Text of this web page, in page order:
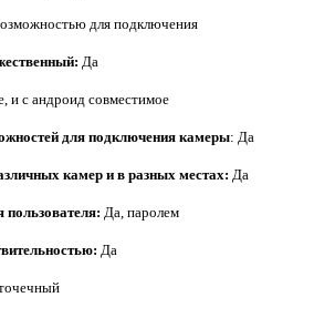
для подключения
Да
и с андроид совместимое
для подключения камеры: Да
камер и в разных местах: Да
Да, паролем
Да